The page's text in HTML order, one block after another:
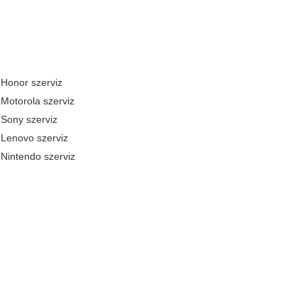
Honor szerviz
Motorola szerviz
Sony szerviz
Lenovo szerviz
Nintendo szerviz